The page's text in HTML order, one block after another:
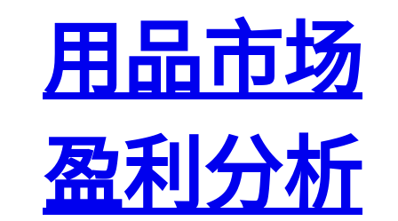
用品市场
盈利分析